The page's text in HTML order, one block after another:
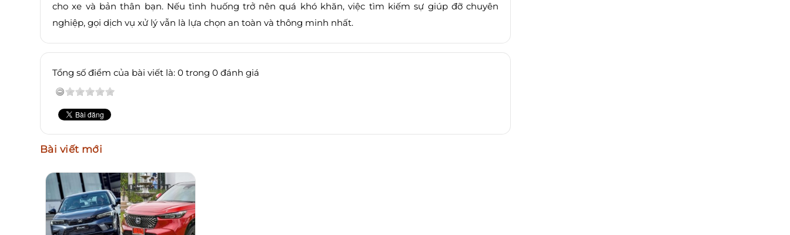
cho xe và bản thân bạn. Nếu tình huống trở nên quá khó khăn, việc tìm kiếm sự giúp đỡ chuyên
nghiệp, gọi dịch vụ xử lý vẫn là lựa chọn an toàn và thông minh nhất.
Tổng số điểm của bài viết là: 0 trong 0 đánh giá
Bài viết mới